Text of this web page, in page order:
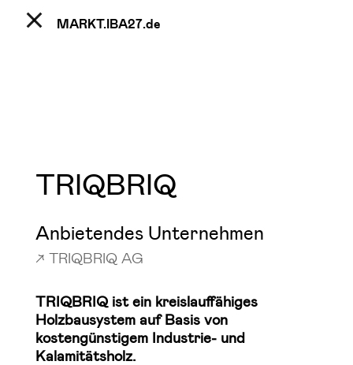
MARKT.IBA27.de
TRIQBRIQ
Anbietendes Unternehmen
TRIQBRIQ AG
TRIQBRIQ ist ein kreislauffähiges
Holzbausystem auf Basis von
kostengünstigem Industrie- und
Kalamitätsholz.